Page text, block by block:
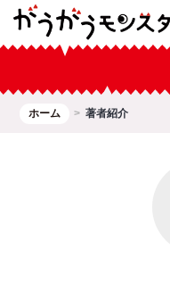
ホーム 著者紹介